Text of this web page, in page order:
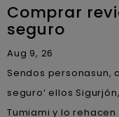
Comprar
seguro
Aug 9, 26
Sendos personasun,
seguro’ ellos
Tumiami y lo